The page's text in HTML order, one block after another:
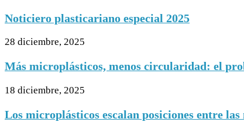
Noticiero plasticariano especial 2025
28 diciembre, 2025
Más microplásticos, menos circularidad: el
18 diciembre, 2025
Los microplásticos escalan posiciones entre las